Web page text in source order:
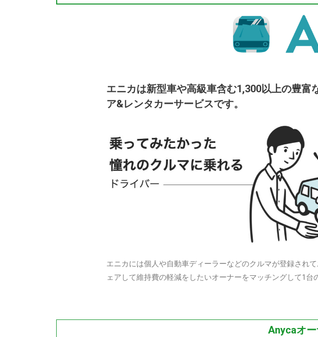
エニカは新型車や高級車含む1,300以上の豊
ア&レンタカーサービスです。
エニカには個人や自動車ディーラーなどのクルマが登録され
ェアして維持費の軽減をしたいオーナーをマッチングして1台
Anycaオ